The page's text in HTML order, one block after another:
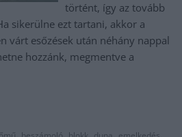
történt, így az tovább
sikerülne ezt tartani, akkor a
várt esőzések után néhány nappal
hozzánk, megmentve a
, , , , ,